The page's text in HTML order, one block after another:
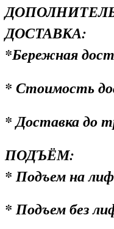
ДОСТАВКА:
*Бережная
* Стоимость
* Доставка до
ПОДЪЁМ:
* Подъем на
* Подъем без